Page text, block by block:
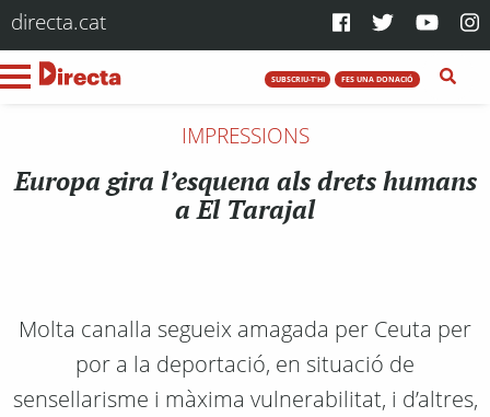
directa.cat
SUBSCRIU-T'HI FES UNA DONACIÓ
IMPRESSIONS
Europa gira l’esquena als drets humans
a El Tarajal
Molta canalla segueix amagada per Ceuta per
por a la deportació, en situació de
sensellarisme i màxima vulnerabilitat, i d’altres,